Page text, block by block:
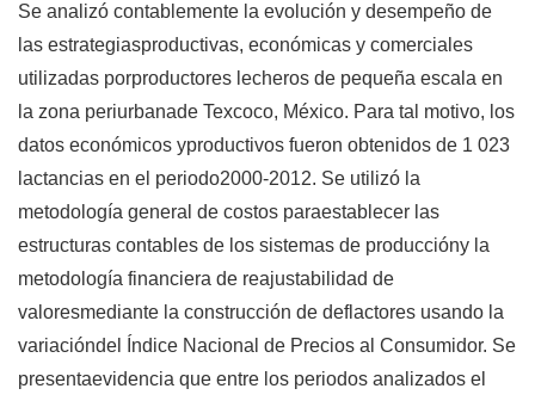
Se analizó contablemente la evolución y desempeño de
las estrategiasproductivas, económicas y comerciales
utilizadas porproductores lecheros de pequeña escala en
la zona periurbanade Texcoco, México. Para tal motivo, los
datos económicos yproductivos fueron obtenidos de 1 023
lactancias en el periodo2000-2012. Se utilizó la
metodología general de costos paraestablecer las
estructuras contables de los sistemas de produccióny la
metodología financiera de reajustabilidad de
valoresmediante la construcción de deflactores usando la
variacióndel Índice Nacional de Precios al Consumidor. Se
presentaevidencia que entre los periodos analizados el